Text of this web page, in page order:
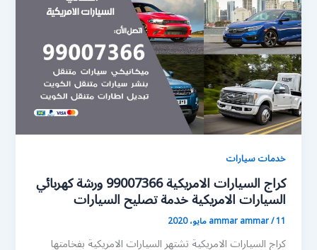
خدمات سيارات
كراج السيارات الامريكية 99007366 ورشة كهربائي
السيارات الامريكية خدمة تصليح السيارات
ammar ammar/11 مايو، 2020
كراج السيارات الامريكية تشتهر السيارات الامريكية بفخامتها